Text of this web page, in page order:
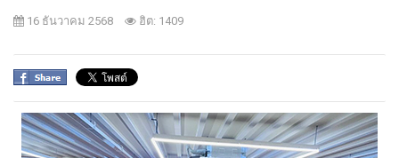
16 ธันวาคม 2568 ฮิต: 1409